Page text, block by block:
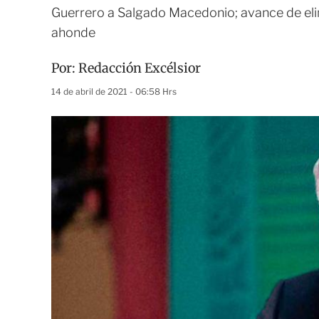
Guerrero a Salgado Macedonio; avance de
ahonde
Por: Redacción Excélsior
14 de abril de 2021 - 06:58 Hrs